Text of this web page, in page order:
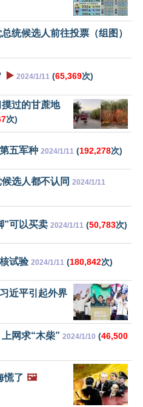
统候选人前往投票（组图）
▶️ 2024/1/11 (65,369次)
过的甘蔗地
次)
五军种 2024/1/11 (192,278次)
选人都不认同 2024/1/11
”可以买卖 2024/1/11 (50,783次)
试验 2024/1/11 (180,842次)
近平引起外界
网求“木柴” 2024/1/10 (46,500
慌了 🖼️